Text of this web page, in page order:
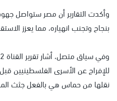
وأكدت التقارير أن مصر ستواصل
بنجاح وتجنب انهياره، مما يعزز
للإفراج عن الأسرى الفلسطينيين
نقلها من حماس هي بالفعل جثث